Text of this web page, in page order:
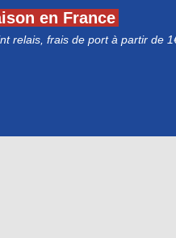
en France
relais, frais de port à partir de